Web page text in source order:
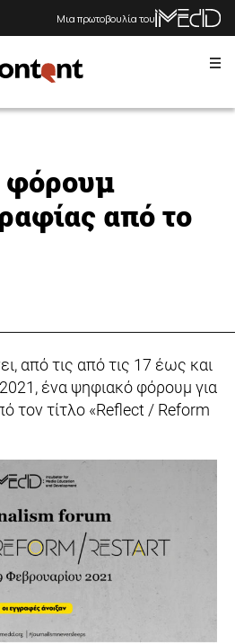
Μια πρωτοβουλία του
φόρουμ
από το
από τις από τις 17 έως και
ένα ψηφιακό φόρουμ για
τον τίτλο «Reflect / Reform